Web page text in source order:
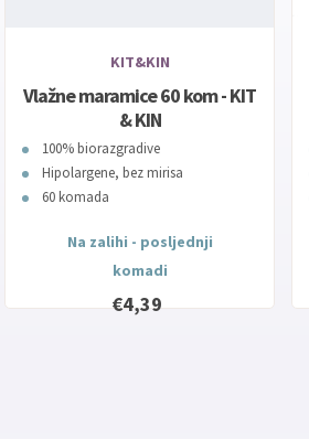
KIT&KIN
Vlažne maramice 60 kom - KIT
& KIN
100% biorazgradive
Hipolargene, bez mirisa
60 komada
Na zalihi - posljednji
komadi
€4,39